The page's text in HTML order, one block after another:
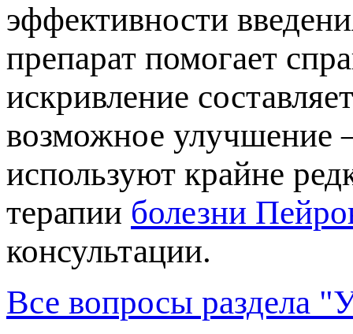
эффективности
репарат помогает
искривление
озможное улучшение
используют крайне
терапии олезни
консультации.
се вопросы раздела